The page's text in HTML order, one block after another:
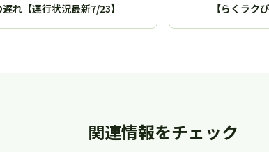
れ【運行状況最新7/23】 【らくラク
関連情報をチェック